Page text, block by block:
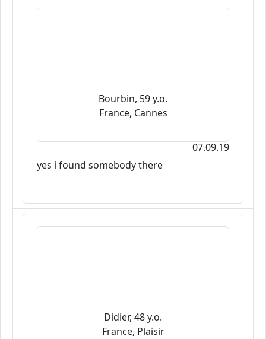
Bourbin, 59 y.o.
France, Cannes
07.09.19
yes i found somebody there
Didier, 48 y.o.
France, Plaisir